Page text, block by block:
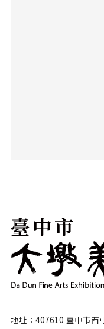
地址：407610 臺中市西